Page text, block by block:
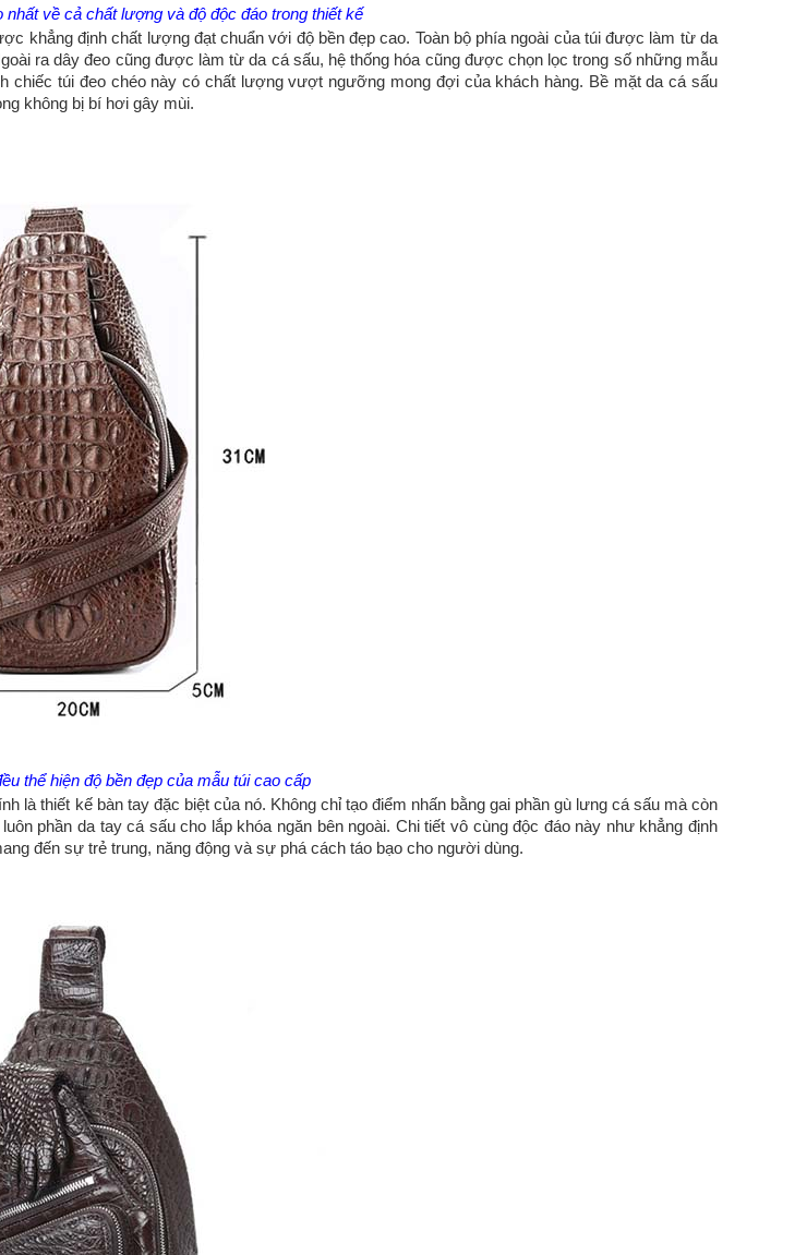
nhất về cả chất lượng và độ độc đáo trong thiết kế
khẳng định chất lượng đạt chuẩn với độ bền đẹp cao. Toàn bộ phía ngoài của túi được làm từ da
ra dây đeo cũng được làm từ da cá sấu, hệ thống hóa cũng được chọn lọc trong số những mẫu
túi đeo chéo này có chất lượng vượt ngưỡng mong đợi của khách hàng. Bề mặt da cá sấu
không bị bí hơi gây mùi.
thể hiện độ bền đẹp của mẫu túi cao cấp
là thiết kế bàn tay đặc biệt của nó. Không chỉ tạo điểm nhấn bằng gai phần gù lưng cá sấu mà còn
phần da tay cá sấu cho lắp khóa ngăn bên ngoài. Chi tiết vô cùng độc đáo này như khẳng định
đến sự trẻ trung, năng động và sự phá cách táo bạo cho người dùng.